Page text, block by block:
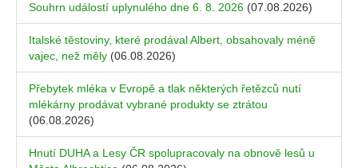
Souhrn událostí uplynulého dne 6. 8. 2026 (07.08.2026)
Italské těstoviny, které prodával Albert, obsahovaly méně
vajec, než měly (06.08.2026)
Přebytek mléka v Evropě a tlak některých řetězců nutí
mlékárny prodávat vybrané produkty se ztrátou
(06.08.2026)
Hnutí DUHA a Lesy ČR spolupracovaly na obnově lesů u